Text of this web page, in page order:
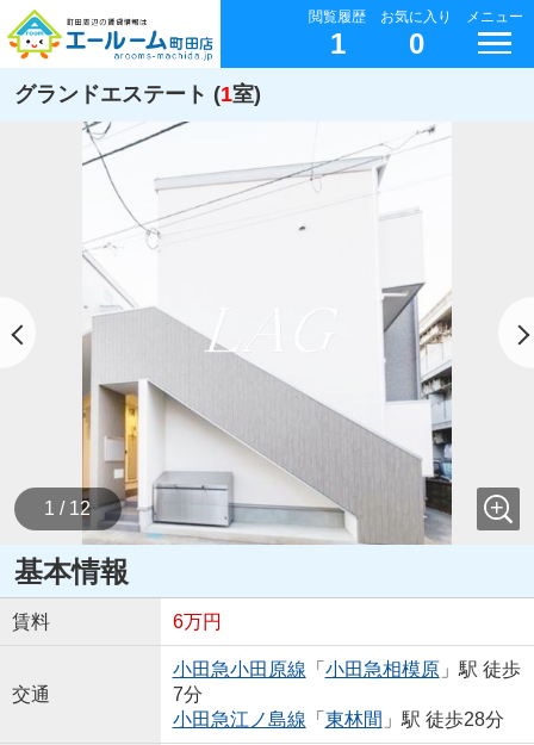
閲覧履歴
1
お気に入り
0
メニュー
グランドエステート (1室)
1 / 12
基本情報
賃料 6万円
交通
小田急小田原線 「 小田急相模原」駅 徒歩
7分
小田急江ノ島線 「 東林間 」駅 徒歩28分